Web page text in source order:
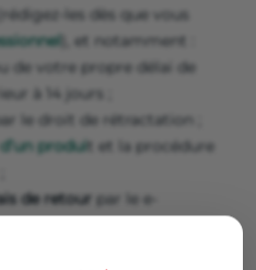
(rédigez-les dès que vous
), et notamment :
de votre propre délai de
à 14 jours ;
le droit de rétractation ;
produit et la procédure
de retour par le e-